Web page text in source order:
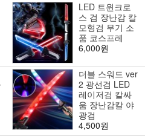
LED 트윈크로
스 검 장난감 칼
모형검 무기 소
품 코스프레
6,000원
더블 스워드 ver
2 광선검 LED
레이저검 칼싸
움 장난감칼 야
광검
4,500원